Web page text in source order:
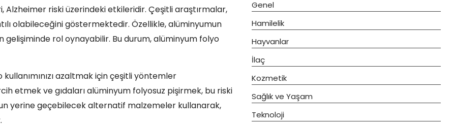
Alzheimer riski üzerindeki etkileridir. Çeşitli araştırmalar,
olabileceğini göstermektedir. Özellikle, alüminyumun
rol oynayabilir. Bu durum, alüminyum folyo
azaltmak için çeşitli yöntemler
etmek ve gıdaları alüminyum folyosuz pişirmek, bu riski
yerine geçebilecek alternatif malzemeler kullanarak,
Genel
Hamilelik
Hayvanlar
İlaç
Kozmetik
Sağlık ve Yaşam
Teknoloji